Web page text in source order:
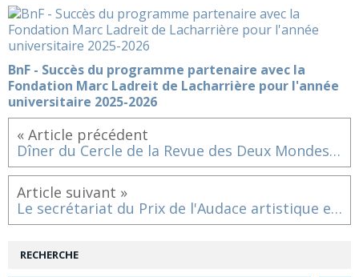
BnF - Succès du programme partenaire avec la
Fondation Marc Ladreit de Lacharrière pour l'année
universitaire 2025-2026
« Article précédent
Dîner du Cercle de la Revue des Deux Mondes - mars 2023
Article suivant »
Le secrétariat du Prix de l'Audace artistique et culturelle 2023 a sélectionné les 9 projets finalistes
RECHERCHE